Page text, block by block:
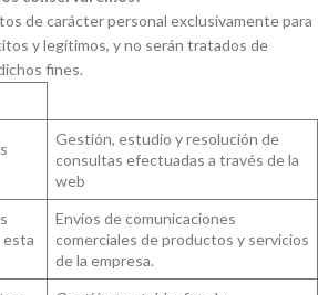
de carácter personal exclusivamente para
y legítimos, y no serán tratados de
fines.
Gestión, estudio y resolución de
consultas efectuadas a través de la
web
esta
Envíos de comunicaciones
comerciales de productos y servicios
de la empresa.